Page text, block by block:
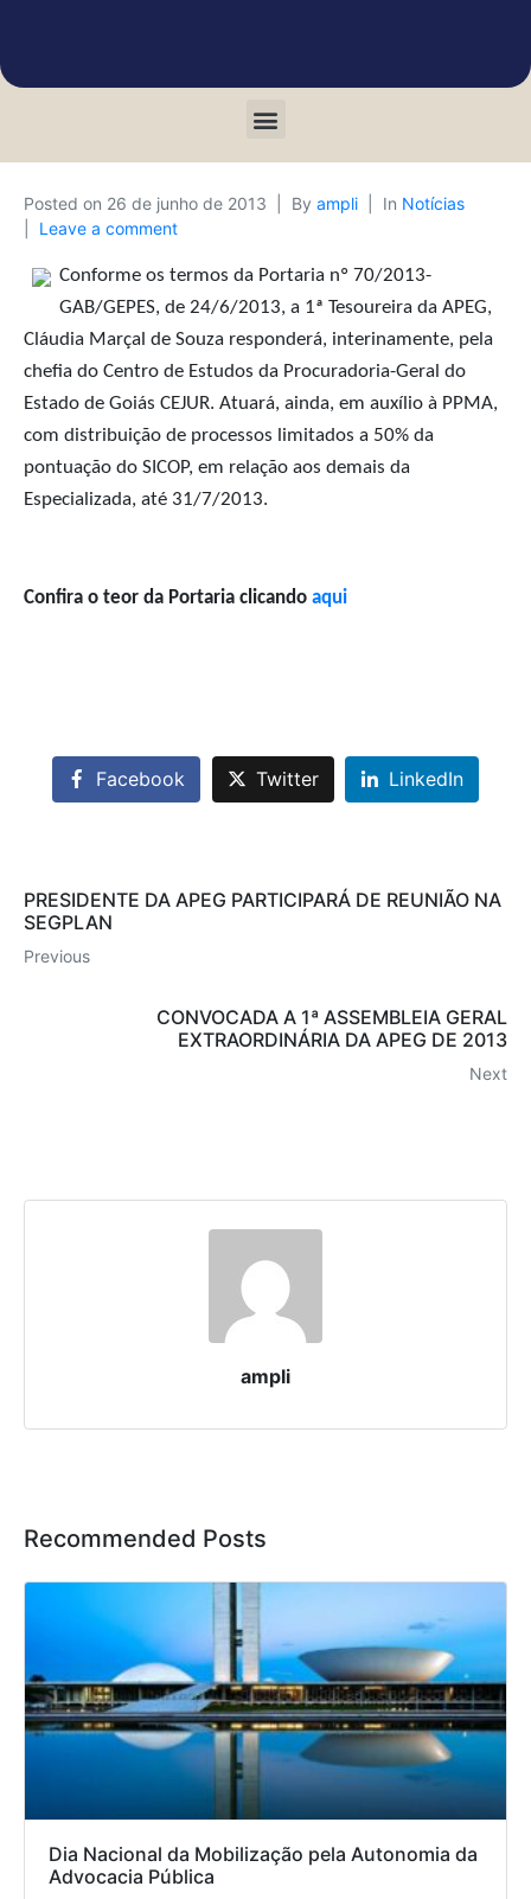
Posted on 26 de junho de 2013 By ampli In Notícias
Leave a comment
Conforme os termos da Portaria nº 70/2013-
GAB/GEPES, de 24/6/2013, a 1ª Tesoureira da APEG,
Cláudia Marçal de Souza responderá, interinamente, pela
chefia do Centro de Estudos da Procuradoria-Geral do
Estado de Goiás CEJUR. Atuará, ainda, em auxílio à PPMA,
com distribuição de processos limitados a 50% da
pontuação do SICOP, em relação aos demais da
Especializada, até 31/7/2013.
Confira o teor da Portaria clicando aqui
Facebook Twitter LinkedIn
PRESIDENTE DA APEG PARTICIPARÁ DE REUNIÃO NA
SEGPLAN
Previous
CONVOCADA A 1ª ASSEMBLEIA GERAL
EXTRAORDINÁRIA DA APEG DE 2013
Next
ampli
Recommended Posts
Dia Nacional da Mobilização pela Autonomia da
Advocacia Pública